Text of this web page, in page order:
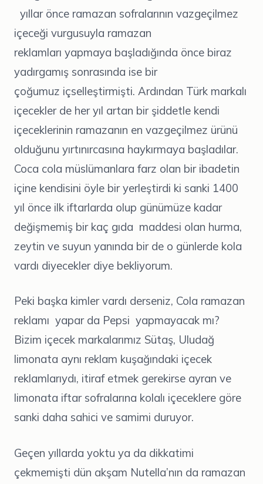
yıllar önce ramazan sofralarının vazgeçilmez
içeceği vurgusuyla ramazan
reklamları yapmaya başladığında önce biraz
yadırgamış sonrasında ise bir
çoğumuz içselleştirmişti. Ardından Türk markalı
içecekler de her yıl artan bir şiddetle kendi
içeceklerinin ramazanın en vazgeçilmez ürünü
olduğunu yırtınırcasına haykırmaya başladılar.
Coca cola müslümanlara farz olan bir ibadetin
içine kendisini öyle bir yerleştirdi ki sanki 1400
yıl önce ilk iftarlarda olup günümüze kadar
değişmemiş bir kaç gıda maddesi olan hurma,
zeytin ve suyun yanında bir de o günlerde kola
vardı diyecekler diye bekliyorum.
Peki başka kimler vardı derseniz, Cola ramazan
reklamı yapar da Pepsi yapmayacak mı?
Bizim içecek markalarımız Sütaş, Uludağ
limonata aynı reklam kuşağındaki içecek
reklamlarıydı, itiraf etmek gerekirse ayran ve
limonata iftar sofralarına kolalı içeceklere göre
sanki daha sahici ve samimi duruyor.
Geçen yıllarda yoktu ya da dikkatimi
çekmemişti dün akşam Nutella’nın da ramazan